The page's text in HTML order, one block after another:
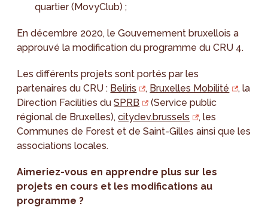
quartier (MovyClub) ;
En décembre 2020, le Gouvernement bruxellois a
approuvé la modification du programme du CRU 4.
Les différents projets sont portés par les
partenaires du CRU : Beliris , Bruxelles Mobilité
, la
Direction Facilities duSPRB
(Service public
régional de Bruxelles),citydev.brussels
, les
Communes de Forest et de Saint-Gilles ainsi que les
associations locales.
Aimeriez-vous en apprendre plus sur les
projets en cours et les modifications au
programme ?